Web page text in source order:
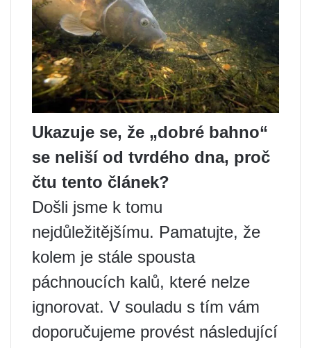
Ukazuje se, že „dobré bahno“
se neliší od tvrdého dna, proč
čtu tento článek?
Došli jsme k tomu
nejdůležitějšímu. Pamatujte, že
kolem je stále spousta
páchnoucích kalů, které nelze
ignorovat. V souladu s tím vám
doporučujeme provést následující